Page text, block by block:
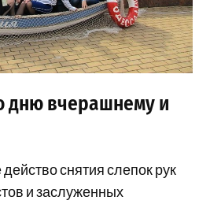
дню вчерашнему и
снятия слепок рук
и заслуженных